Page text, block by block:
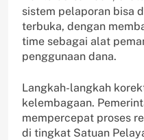
sistem pelaporan bisa
terbuka, dengan
time sebagai alat
penggunaan dana.
Langkah-langkah
kelembagaan.
mempercepat proses
di tingkat Satuan